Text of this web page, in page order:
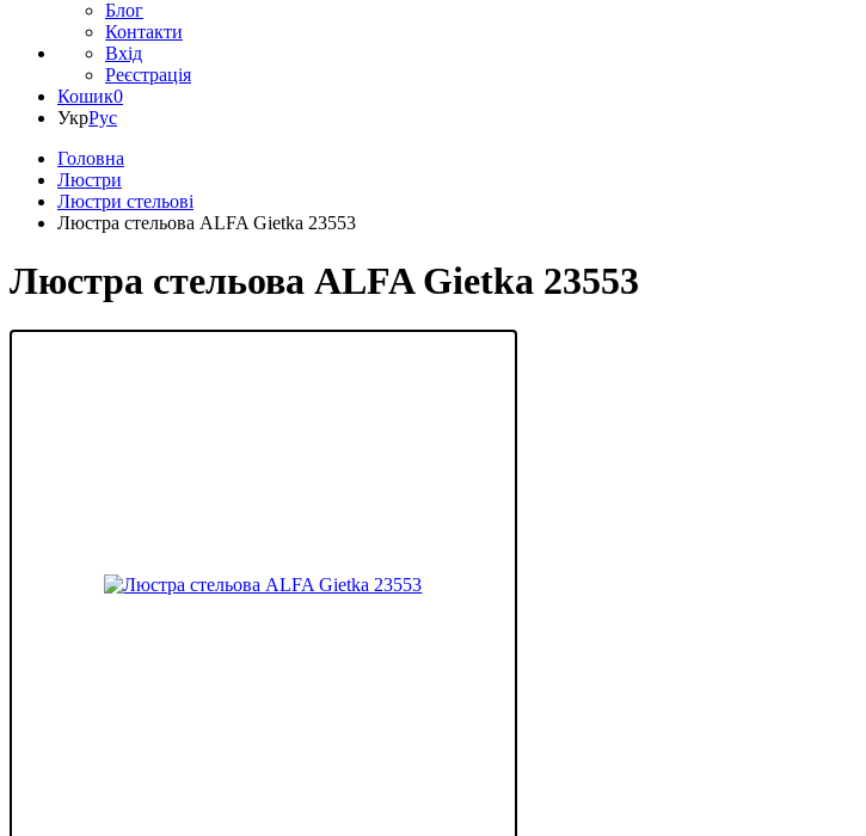
Блог
Контакти
Вхід
Реєстрація
Кошик0
УкрРус
Головна
Люстри
Люстри стельові
Люстра стельова ALFA Gietka 23553
Люстра стельова ALFA Gietka 23553